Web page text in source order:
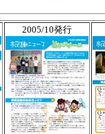
2005/10発行